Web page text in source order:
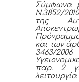
Σύμφωνα
Ν.3852/
της
και των
3463/2006
παρ. 2